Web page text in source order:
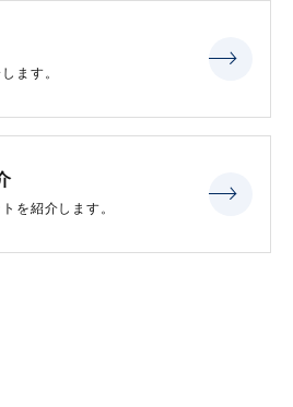
ます。
を紹介します。